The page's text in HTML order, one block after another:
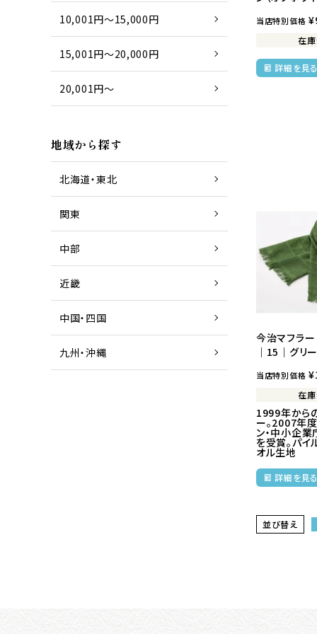
10,001円～15,000円
15,001円～20,000円
20,001円～
地域から探す
北海道・東北
関東
中部
近畿
中国・四国
九州・沖縄
当店特別価格 ¥
在
詳細を見
今治マフラ
｜15｜グリ
当店特別価格 ¥
在
1999年から
ー。2007年
ン・中小企
を受賞。パイ
オル生地
詳細を見
並び替え